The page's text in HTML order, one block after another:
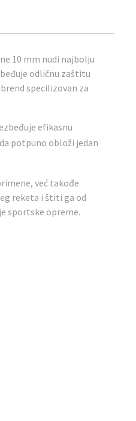
10 mm nudi najbolju
odličnu zaštitu
specilizovan za
efikasnu
potpuno obloži jedan
već takođe
reketa i štiti ga od
sportske opreme.